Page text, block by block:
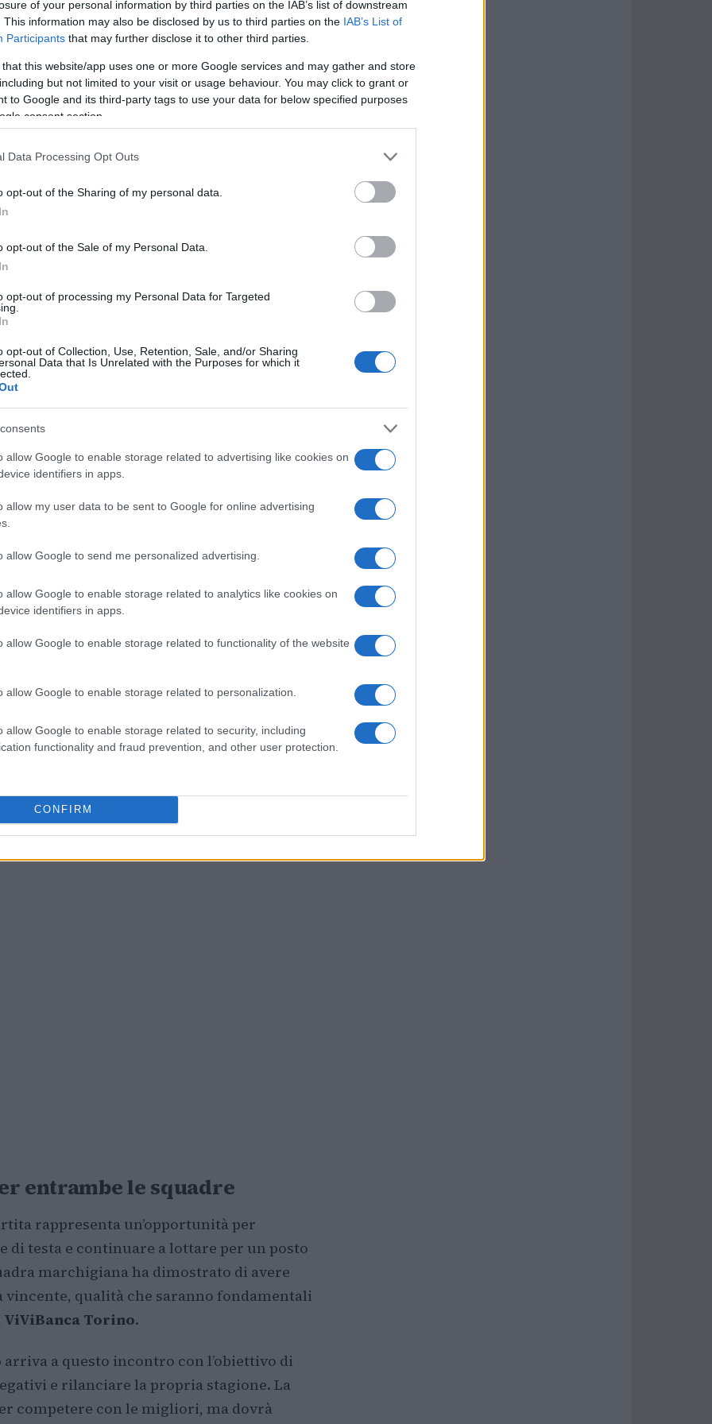
of your personal information by third parties on the IAB’s list of downstream
This information may also be disclosed by us to third parties on the IAB’s List of
Participants that may further disclose it to other third parties.
that this website/app uses one or more Google services and may gather and store
but not limited to your visit or usage behaviour. You may click to grant or
to Google and its third-party tags to use your data for below specified purposes
consent section.
Data Processing Opt Outs
opt-out of the Sharing of my personal data.
opt-out of the Sale of my Personal Data.
opt-out of processing my Personal Data for Targeted
opt-out of Collection, Use, Retention, Sale, and/or Sharing
Data that Is Unrelated with the Purposes for which it
allow Google to enable storage related to advertising like cookies on
identifiers in apps.
allow my user data to be sent to Google for online advertising
allow Google to send me personalized advertising.
allow Google to enable storage related to analytics like cookies on
identifiers in apps.
allow Google to enable storage related to functionality of the website
allow Google to enable storage related to personalization.
allow Google to enable storage related to security, including
functionality and fraud prevention, and other user protection.
CONFIRM
eViViBanca Torino. Questo incontro
entrambe le formazioni, con la classifica
questo appuntamento con un bottino di 58
con determinazione e grinta. La
poter competere ai massimi livelli, e
per consolidare la propria
Torino
con 26 punti, arriva a Macerata con
per rilanciare la propria stagione.
Girone Bianco
è utile dare un’occhiata alla
In testa alla classifica troviamo
con 26 punti.
Volleycon 57 punti,Portomaggiore
Maggiore
Volley 2001 Garlascocon 30 punti,
con 25 punti, Geetit Bologna
entrambe le squadre
rappresenta un’opportunità per
di testa e continuare a lottare per un posto
marchigiana ha dimostrato di avere
vincente, qualità che saranno fondamentali
ViViBanca Torino.
arriva a questo incontro con l’obiettivo di
e rilanciare la propria stagione. La
competere con le migliori, ma dovrà